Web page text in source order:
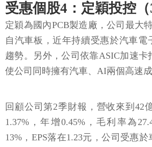
受惠個股4：定穎投控（
定穎為國內PCB製造廠，公司最大
自汽車板，近年持續受惠於汽車電
趨勢。另外，公司依靠ASIC加速
使公司同時擁有汽車、AI兩個高速成
回顧公司第2季財報，營收來到42
1.37%，年增0.45%，毛利率為
13%，EPS落在1.23元，公司受惠